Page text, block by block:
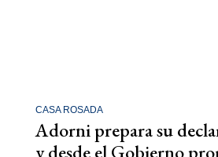
CASA ROSADA
Adorni prepara su
y desde el Gobierno